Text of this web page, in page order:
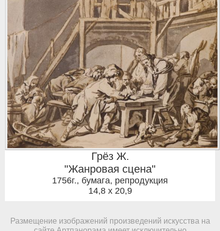
Грёз Ж.
"Жанровая сцена"
1756г., бумага, репродукция
14,8 x 20,9
Размещение изображений произведений искусства на